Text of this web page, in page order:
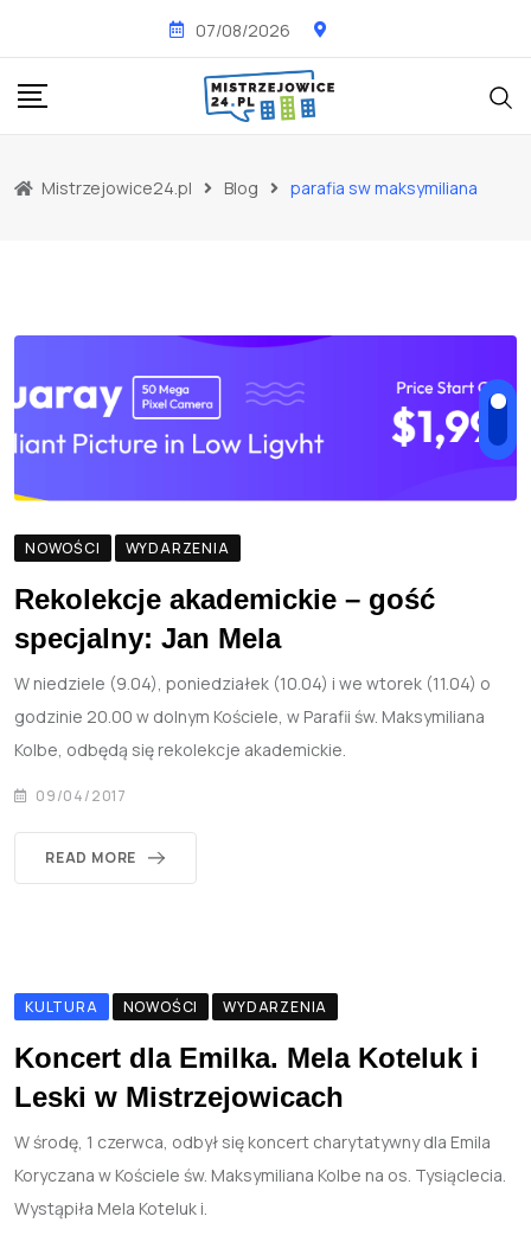
content
07/08/2026
Mistrzejowice24.pl Blog parafia sw maksymiliana
NOWOŚCI WYDARZENIA
Rekolekcje akademickie – gość
specjalny: Jan Mela
W niedziele (9.04), poniedziałek (10.04) i we wtorek (11.04) o
godzinie 20.00 w dolnym Kościele, w Parafii św. Maksymiliana
Kolbe, odbędą się rekolekcje akademickie.
09/04/2017
READ MORE
KULTURA NOWOŚCI WYDARZENIA
Koncert dla Emilka. Mela Koteluk i
Leski w Mistrzejowicach
W środę, 1 czerwca, odbył się koncert charytatywny dla Emila
Koryczana w Kościele św. Maksymiliana Kolbe na os. Tysiąclecia.
Wystąpiła Mela Koteluk i.